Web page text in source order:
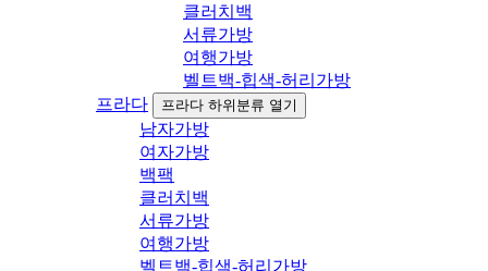
클러치백
서류가방
여행가방
벨트백-힙색-허리가방
프라다
프라다 하위분류 열기
남자가방
여자가방
백팩
클러치백
서류가방
여행가방
벨트백-힙색-허리가방